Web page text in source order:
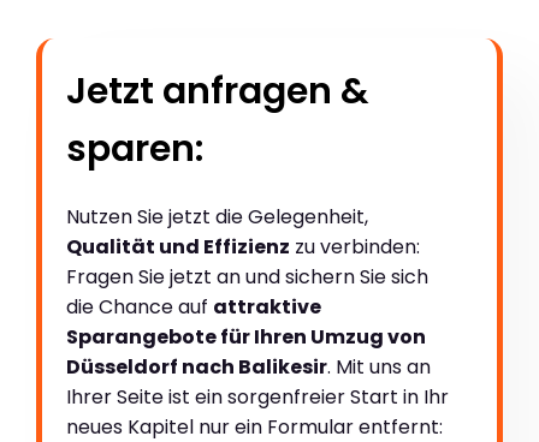
Jetzt anfragen &
sparen:
Nutzen Sie jetzt die Gelegenheit,
Qualität und Effizienz zu verbinden:
Fragen Sie jetzt an und sichern Sie sich
die Chance auf attraktive
Sparangebote für Ihren Umzug von
Düsseldorf nach Balikesir. Mit uns an
Ihrer Seite ist ein sorgenfreier Start in Ihr
neues Kapitel nur ein Formular entfernt: